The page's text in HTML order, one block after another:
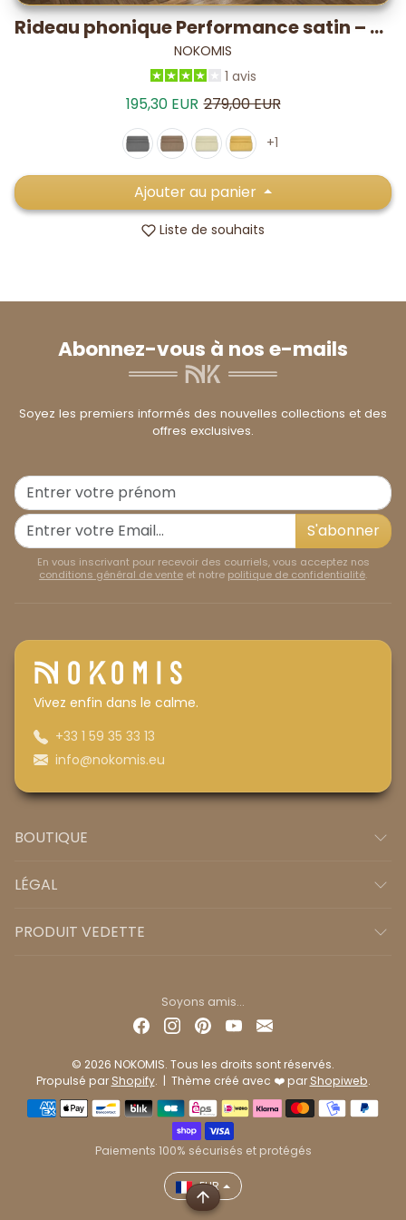
Rideau phonique Performance satin – -19,7 dB* / 5-7°C
NOKOMIS
1 avis
Prix de vente
195,30 EUR Prix habituel
279,00 EUR
+1
Ajouter au panier
Liste de souhaits
Abonnez-vous à nos e-mails
Soyez les premiers informés des nouvelles collections et des
offres exclusives.
S'abonner
En vous inscrivant pour recevoir des courriels, vous acceptez nos
conditions général de vente et notre politique de confidentialité.
Vivez enfin dans le calme.
+33 1 59 35 33 13
info@nokomis.eu
BOUTIQUE
LÉGAL
PRODUIT VEDETTE
Soyons amis...
© 2026 NOKOMIS. Tous les droits sont réservés.
Propulsé par Shopify. | Thème créé avec ❤️ par Shopiweb.
Méthodes de paiement
Paiements 100% sécurisés et protégés
EUR